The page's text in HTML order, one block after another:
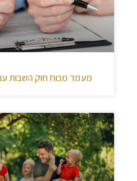
מעמד מכוח חוק השבות